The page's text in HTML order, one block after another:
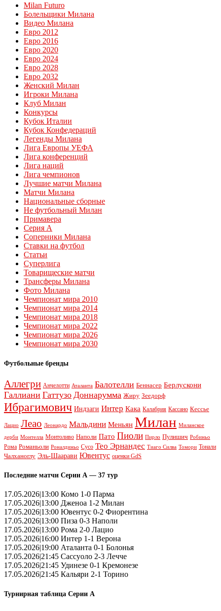
Milan Futuro
Болельщики Милана
Видео Милана
Евро 2012
Евро 2016
Евро 2020
Евро 2024
Евро 2028
Евро 2032
Женский Милан
Игроки Милана
Клуб Милан
Конкурсы
Кубок Италии
Кубок Конфедераций
Легенды Милана
Лига Европы УЕФА
Лига конференций
Лига наций
Лига чемпионов
Лучшие матчи Милана
Матчи Милана
Национальные сборные
Не футбольный Милан
Примавера
Серия А
Соперники Милана
Ставки на футбол
Статьи
Суперлига
Товарищеские матчи
Трансферы Милана
Фото Милана
Чемпионат мира 2010
Чемпионат мира 2014
Чемпионат мира 2018
Чемпионат мира 2022
Чемпионат мира 2026
Чемпионат мира 2030
Футбольные бренды
Аллегри Анчелотти Аталанта Балотелли Беннасер Берлускони
Галлиани Гаттузо Доннарумма Жиру Зеедорф
Ибрагимович Индзаги Интер Кака Калабрия Кассано Кессье
Лацио Леао Леонардо Мальдини Меньян Милан Миланское
дерби Монтелла Монтоливо Наполи Пато Пиоли Пирло Пулишич Робиньо
Рома Романьоли Роналдиньо Сусо Тео Эрнандес Тиаго Силва Томори Тонали
Чалханоглу Эль-Шаарави Ювентус оценки GdS
Последние матчи Серии А — 37 тур
17.05.2026|13:00 Комо 1-0 Парма
17.05.2026|13:00 Дженоа 1-2 Милан
17.05.2026|13:00 Ювентус 0-2 Фиорентина
17.05.2026|13:00 Пиза 0-3 Наполи
17.05.2026|13:00 Рома 2-0 Лацио
17.05.2026|16:00 Интер 1-1 Верона
17.05.2026|19:00 Аталанта 0-1 Болонья
17.05.2026|21:45 Сассуоло 2-3 Лечче
17.05.2026|21:45 Удинезе 0-1 Кремонезе
17.05.2026|21:45 Кальяри 2-1 Торино
Турнирная таблица Серии А